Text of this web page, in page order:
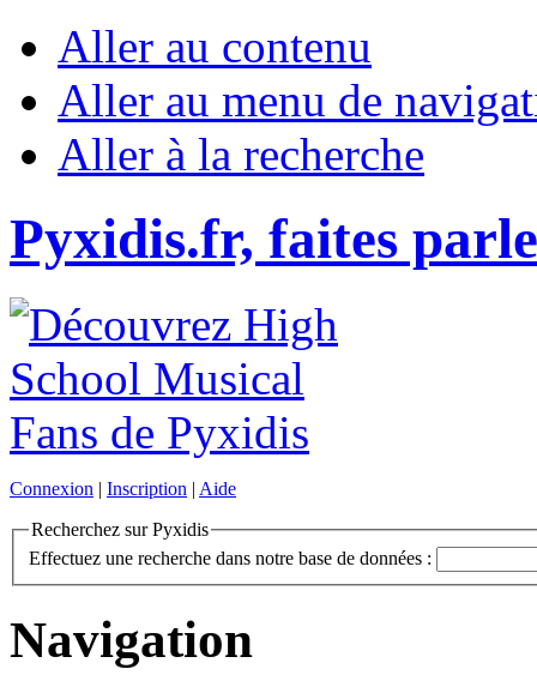
Aller au contenu
Aller au menu de
Aller à la recherche
Pyxidis.fr, faites
Connexion | Inscription | Aide
Recherchez sur Pyxidis
Effectuez une recherche dans notre base de données :
Navigation